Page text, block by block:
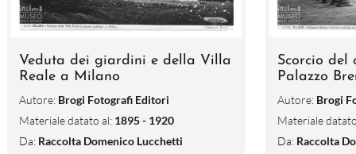
Veduta dei giardini e della Villa
Reale a Milano
Autore: Brogi Fotografi Editori
Materiale datato al: 1895 - 1920
Da: Raccolta Domenico Lucchetti
Scorcio del
Palazzo
Autore: Brogi
Materiale
Da: Raccolta